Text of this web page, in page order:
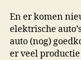
En er komen
elektrische
auto (nog)
er veel